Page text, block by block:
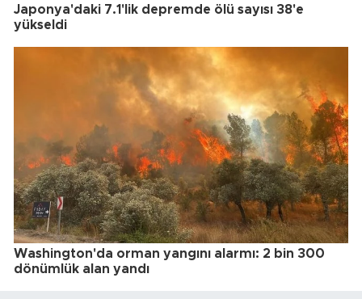
Japonya'daki 7.1'lik depremde ölü sayısı 38'e
yükseldi
Washington'da orman yangını alarmı: 2 bin 300
dönümlük alan yandı